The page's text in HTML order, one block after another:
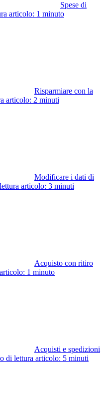
Spese di
articolo: 1 minuto
Risparmiare con la
articolo: 2 minuti
Modificare i dati di
articolo: 3 minuti
Acquisto con ritiro
1 minuto
Acquisti e spedizioni
di lettura articolo: 5 minuti